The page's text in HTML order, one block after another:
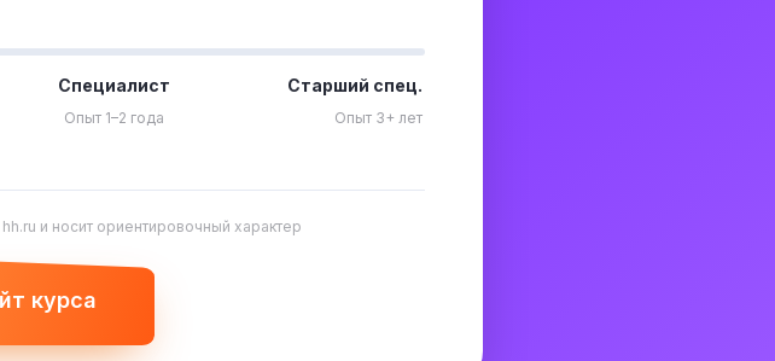
Специалист
Опыт 1–2 года
Старший спец.
Опыт 3+ лет
и носит ориентировочный характер
курса